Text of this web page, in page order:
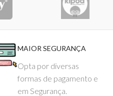
MAIOR SEGURANÇA
Opta por diversas
formas de pagamento e
em Segurança.